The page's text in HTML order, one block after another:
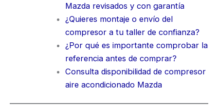
Mazda revisados y con garantía
¿Quieres montaje o envío del
compresor a tu taller de confianza?
¿Por qué es importante comprobar la
referencia antes de comprar?
Consulta disponibilidad de compresor
aire acondicionado Mazda